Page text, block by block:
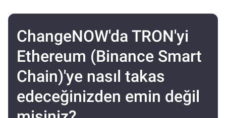
ChangeNOW'da TRON'yi
Ethereum (Binance Smart
Chain)'ye nasıl takas
edeceğinizden emin değil